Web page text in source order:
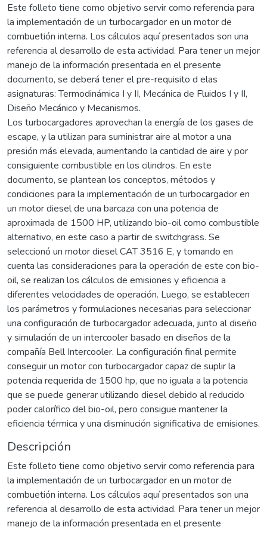
Este folleto tiene como objetivo servir como referencia para
la implementación de un turbocargador en un motor de
combuetión interna. Los cálculos aquí presentados son una
referencia al desarrollo de esta actividad. Para tener un mejor
manejo de la información presentada en el presente
documento, se deberá tener el pre-requisito d elas
asignaturas: Termodinámica I y II, Mecánica de Fluidos I y II,
Diseño Mecánico y Mecanismos.
Los turbocargadores aprovechan la energía de los gases de
escape, y la utilizan para suministrar aire al motor a una
presión más elevada, aumentando la cantidad de aire y por
consiguiente combustible en los cilindros. En este
documento, se plantean los conceptos, métodos y
condiciones para la implementación de un turbocargador en
un motor diesel de una barcaza con una potencia de
aproximada de 1500 HP, utilizando bio-oil como combustible
alternativo, en este caso a partir de switchgrass. Se
seleccionó un motor diesel CAT 3516 E, y tomando en
cuenta las consideraciones para la operación de este con bio-
oil, se realizan los cálculos de emisiones y eficiencia a
diferentes velocidades de operación. Luego, se establecen
los parámetros y formulaciones necesarias para seleccionar
una configuración de turbocargador adecuada, junto al diseño
y simulación de un intercooler basado en diseños de la
compañía Bell Intercooler. La configuración final permite
conseguir un motor con turbocargador capaz de suplir la
potencia requerida de 1500 hp, que no iguala a la potencia
que se puede generar utilizando diesel debido al reducido
poder calorífico del bio-oil, pero consigue mantener la
eficiencia térmica y una disminución significativa de emisiones.
Descripción
Este folleto tiene como objetivo servir como referencia para
la implementación de un turbocargador en un motor de
combuetión interna. Los cálculos aquí presentados son una
referencia al desarrollo de esta actividad. Para tener un mejor
manejo de la información presentada en el presente